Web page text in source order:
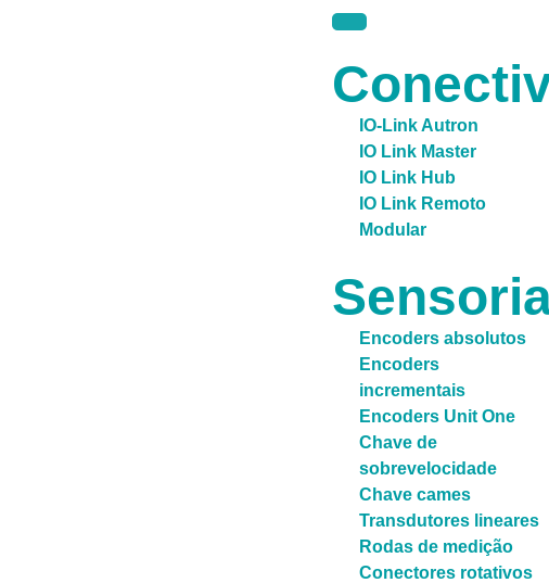
IO-Link Autron
IO Link Master
IO Link Hub
IO Link Remoto
Modular
Encoders absolutos
Encoders
incrementais
Encoders Unit One
Chave de
sobrevelocidade
Chave cames
Transdutores lineares
Rodas de medição
Conectores rotativos